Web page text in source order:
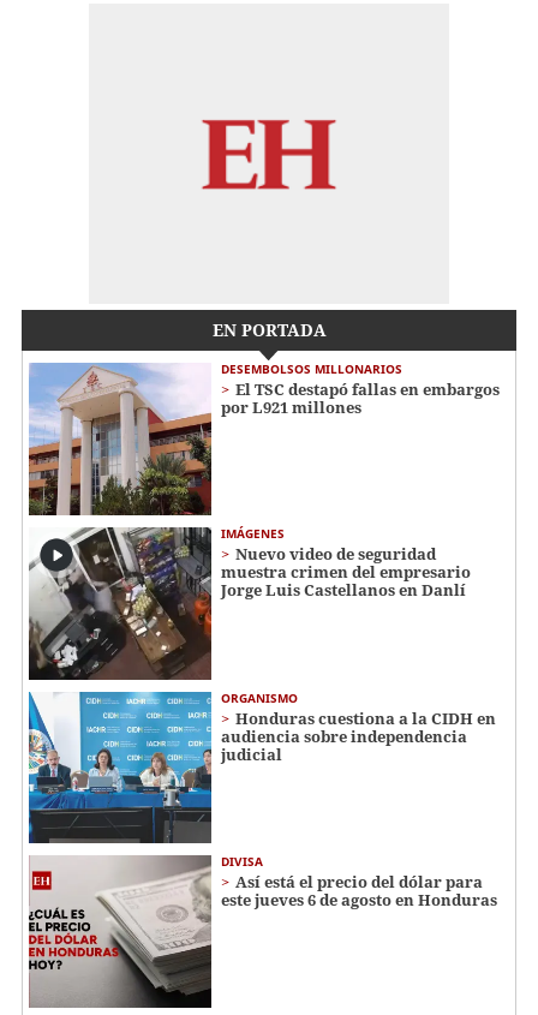
EN PORTADA
DESEMBOLSOS MILLONARIOS
El TSC destapó fallas en embargos
por L921 millones
IMÁGENES
Nuevo video de seguridad
muestra crimen del empresario
Jorge Luis Castellanos en Danlí
ORGANISMO
Honduras cuestiona a la CIDH en
audiencia sobre independencia
judicial
DIVISA
Así está el precio del dólar para
este jueves 6 de agosto en Honduras